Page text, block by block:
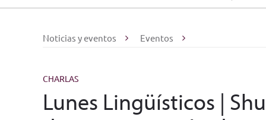
Noticias y eventos Eventos
CHARLAS
Lunes Lingüísticos |